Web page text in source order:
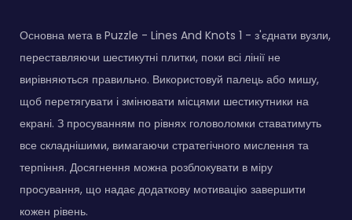
Основна мета в Puzzle - Lines And Knots 1 - з'єднати вузли,
переставляючи шестикутні плитки, поки всі лінії не
вирівняються правильно. Використовуй палець або мишу,
щоб перетягувати і змінювати місцями шестикутники на
екрані. З просуванням по рівнях головоломки ставатимуть
все складнішими, вимагаючи стратегічного мислення та
терпіння. Досягнення можна розблокувати в міру
просування, що надає додаткову мотивацію завершити
кожен рівень.